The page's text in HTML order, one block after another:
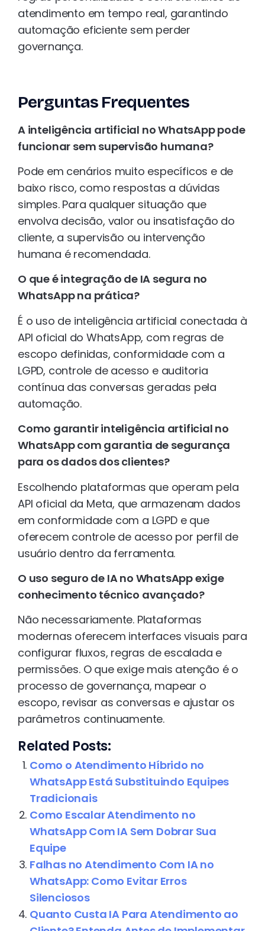
atendimento em tempo real, garantindo
automação eficiente sem perder
governança.
Perguntas Frequentes
A inteligência artificial no WhatsApp pode
funcionar sem supervisão humana?
Pode em cenários muito específicos e de
baixo risco, como respostas a dúvidas
simples. Para qualquer situação que
envolva decisão, valor ou insatisfação do
cliente, a supervisão ou intervenção
humana é recomendada.
O que é integração de IA segura no
WhatsApp na prática?
É o uso de inteligência artificial conectada à
API oficial do WhatsApp, com regras de
escopo definidas, conformidade com a
LGPD, controle de acesso e auditoria
contínua das conversas geradas pela
automação.
Como garantir inteligência artificial no
WhatsApp com garantia de segurança
para os dados dos clientes?
Escolhendo plataformas que operam pela
API oficial da Meta, que armazenam dados
em conformidade com a LGPD e que
oferecem controle de acesso por perfil de
usuário dentro da ferramenta.
O uso seguro de IA no WhatsApp exige
conhecimento técnico avançado?
Não necessariamente. Plataformas
modernas oferecem interfaces visuais para
configurar fluxos, regras de escalada e
permissões. O que exige mais atenção é o
processo de governança, mapear o
escopo, revisar as conversas e ajustar os
parâmetros continuamente.
Related Posts:
Como o Atendimento Híbrido no
WhatsApp Está Substituindo Equipes
Tradicionais
Como Escalar Atendimento no
WhatsApp Com IA Sem Dobrar Sua
Equipe
Falhas no Atendimento Com IA no
WhatsApp: Como Evitar Erros
Silenciosos
Quanto Custa IA Para Atendimento ao